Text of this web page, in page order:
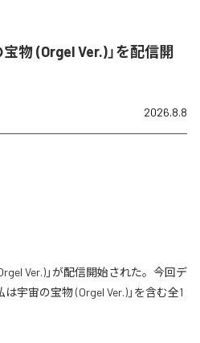
物 (Orgel Ver.)」を配信開
2026.8.8
Ver.)」が配信開始された。今回デ
宇宙の宝物 (Orgel Ver.)」を含む全1